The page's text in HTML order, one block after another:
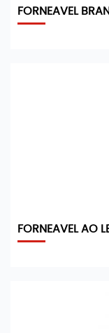
FORNEAVEL
FORNEAVEL AO